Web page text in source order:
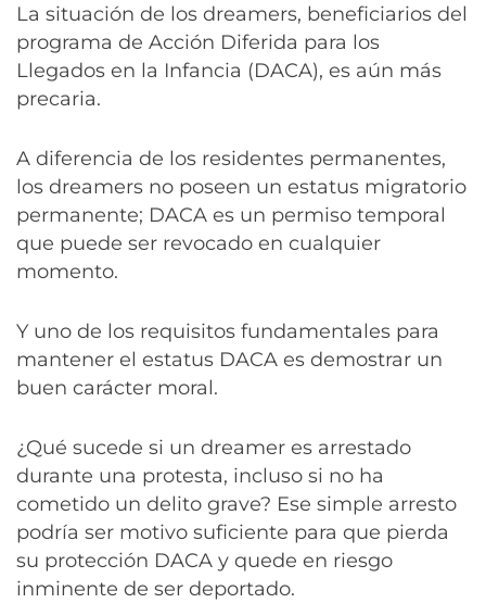
La situación de los dreamers, beneficiarios del
programa de Acción Diferida para los
Llegados en la Infancia (DACA), es aún más
precaria.
A diferencia de los residentes permanentes,
los dreamers no poseen un estatus migratorio
permanente; DACA es un permiso temporal
que puede ser revocado en cualquier
momento.
Y uno de los requisitos fundamentales para
mantener el estatus DACA es demostrar un
buen carácter moral.
¿Qué sucede si un dreamer es arrestado
durante una protesta, incluso si no ha
cometido un delito grave? Ese simple arresto
podría ser motivo suficiente para que pierda
su protección DACA y quede en riesgo
inminente de ser deportado.